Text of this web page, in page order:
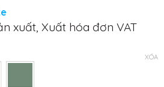
xuất, Xuất hóa đơn VAT
XÓA